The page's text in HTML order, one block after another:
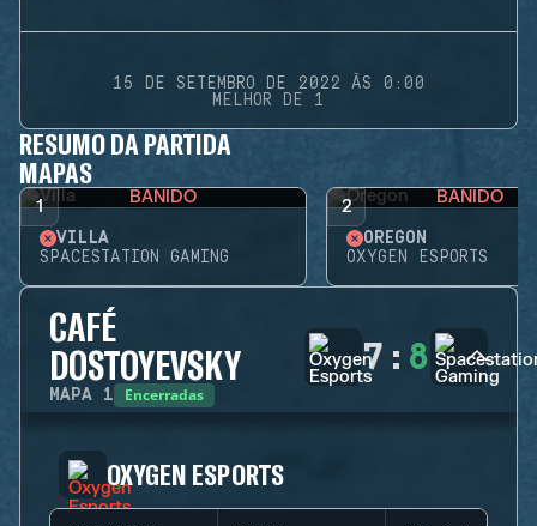
15 DE SETEMBRO DE 2022 ÀS 0:00
MELHOR DE 1
RESUMO DA PARTIDA
MAPAS
1 BANIDO
VILLA
SPACESTATION GAMING
2 BANIDO
OREGON
OXYGEN ESPORTS
CAFÉ
DOSTOYEVSKY
MAPA 1 Encerradas
7 : 8
OXYGEN ESPORTS